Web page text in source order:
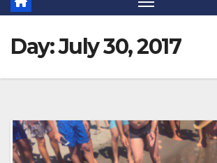
Day:July 30, 2017